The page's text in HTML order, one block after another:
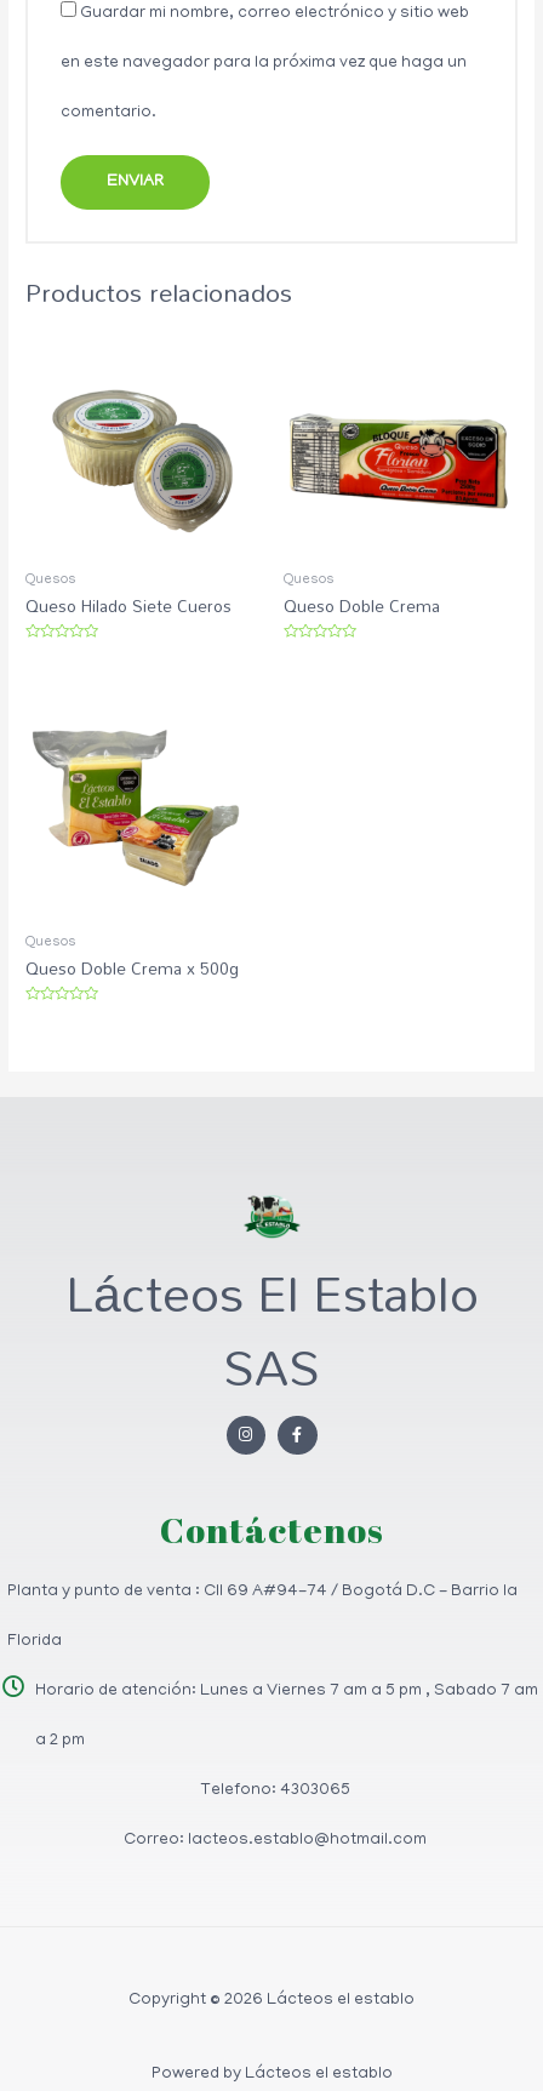
Guardar mi nombre, correo electrónico y sitio web
en este navegador para la próxima vez que haga un
comentario.
Productos relacionados
Quesos
Queso Hilado Siete Cueros
Quesos
Queso Doble Crema
Quesos
Queso Doble Crema x 500g
Lácteos El Establo
SAS
Contáctenos
Planta y punto de venta : Cll 69 A#94-74 / Bogotá D.C - Barrio la
Florida
Horario de atención: Lunes a Viernes 7 am a 5 pm , Sabado 7 am
a 2 pm
Telefono: 4303065
Correo: lacteos.establo@hotmail.com
Copyright © 2026 Lácteos el establo
Powered by Lácteos el establo